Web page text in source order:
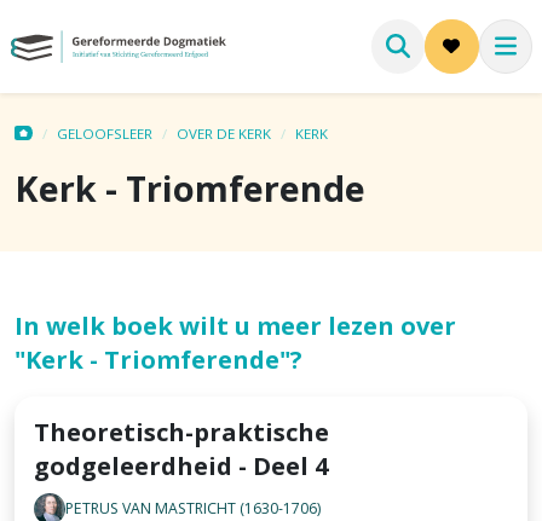
GELOOFSLEER OVER DE KERK KERK
Kerk - Triomferende
In welk boek wilt u meer lezen over
"Kerk - Triomferende"?
Theoretisch-praktische
godgeleerdheid - Deel 4
PETRUS VAN MASTRICHT (1630-1706)